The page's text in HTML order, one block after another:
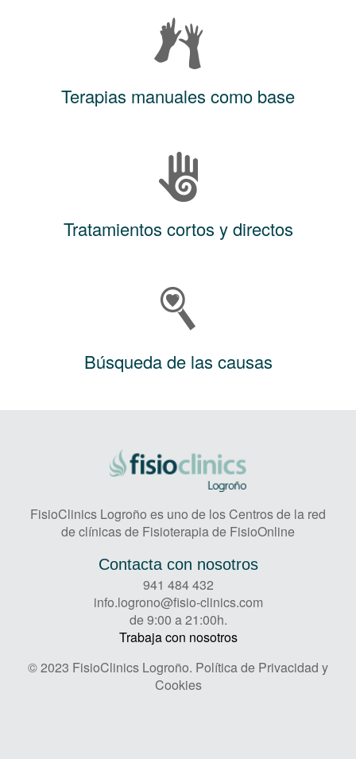
Terapias manuales como base
Tratamientos cortos y directos
Búsqueda de las causas
FisioClinics Logroño es uno de los Centros de la red
de clínicas de Fisioterapia de FisioOnline
Contacta con nosotros
941 484 432
info.logrono@fisio-clinics.com
de 9:00 a 21:00h.
Trabaja con nosotros
© 2023 FisioClinics Logroño. Política de Privacidad y
Cookies